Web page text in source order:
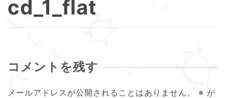
cd_1_flat
コメントを残す
メールアドレスが公開されることはありません。 ※ が